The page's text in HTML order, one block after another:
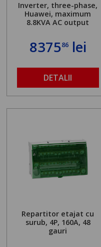
Inverter, three-phase,
Huawei, maximum
8.8KVA AC output
837586lei
DETALII
Repartitor etajat cu
surub, 4P, 160A, 48
gauri